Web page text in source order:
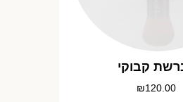
קבוקי
120.00
₪